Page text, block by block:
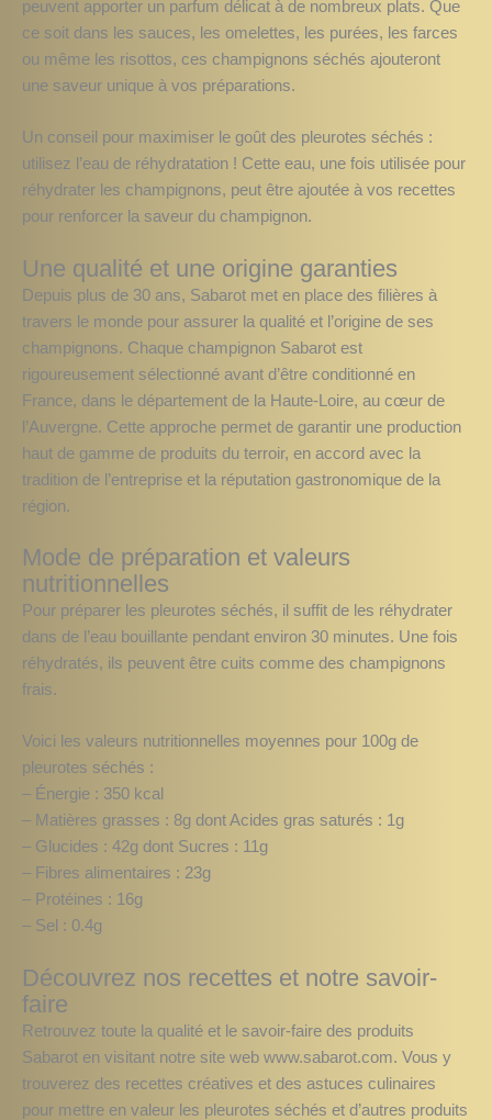
peuvent apporter un parfum délicat à de nombreux plats. Que
ce soit dans les sauces, les omelettes, les purées, les farces
ou même les risottos, ces champignons séchés ajouteront
une saveur unique à vos préparations.
Un conseil pour maximiser le goût des pleurotes séchés :
utilisez l’eau de réhydratation ! Cette eau, une fois utilisée pour
réhydrater les champignons, peut être ajoutée à vos recettes
pour renforcer la saveur du champignon.
Une qualité et une origine garanties
Depuis plus de 30 ans, Sabarot met en place des filières à
travers le monde pour assurer la qualité et l’origine de ses
champignons. Chaque champignon Sabarot est
rigoureusement sélectionné avant d’être conditionné en
France, dans le département de la Haute-Loire, au cœur de
l’Auvergne. Cette approche permet de garantir une production
haut de gamme de produits du terroir, en accord avec la
tradition de l’entreprise et la réputation gastronomique de la
région.
Mode de préparation et valeurs
nutritionnelles
Pour préparer les pleurotes séchés, il suffit de les réhydrater
dans de l’eau bouillante pendant environ 30 minutes. Une fois
réhydratés, ils peuvent être cuits comme des champignons
frais.
Voici les valeurs nutritionnelles moyennes pour 100g de
pleurotes séchés :
– Énergie : 350 kcal
– Matières grasses : 8g dont Acides gras saturés : 1g
– Glucides : 42g dont Sucres : 11g
– Fibres alimentaires : 23g
– Protéines : 16g
– Sel : 0.4g
Découvrez nos recettes et notre savoir-
faire
Retrouvez toute la qualité et le savoir-faire des produits
Sabarot en visitant notre site web www.sabarot.com. Vous y
trouverez des recettes créatives et des astuces culinaires
pour mettre en valeur les pleurotes séchés et d’autres produits